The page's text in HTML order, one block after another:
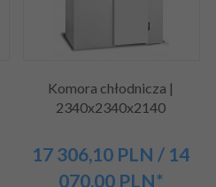
Komora chłodnicza |
2340x2340x2140
17 306,10 PLN / 14
070,00 PLN*